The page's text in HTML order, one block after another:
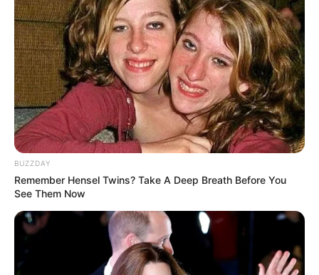
(foto: instagram/minami_hamabe.official)
5. Siap berwisata dengan menggunakan perahu dengan
kepala beruang
BUZZDAY
Remember Hensel Twins? Take A Deep Breath Before You
See Them Now